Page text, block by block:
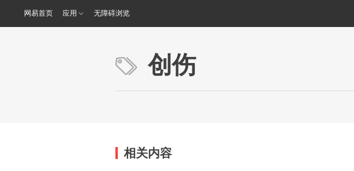
网易首页 应用 无障碍浏览
创伤
相关内容